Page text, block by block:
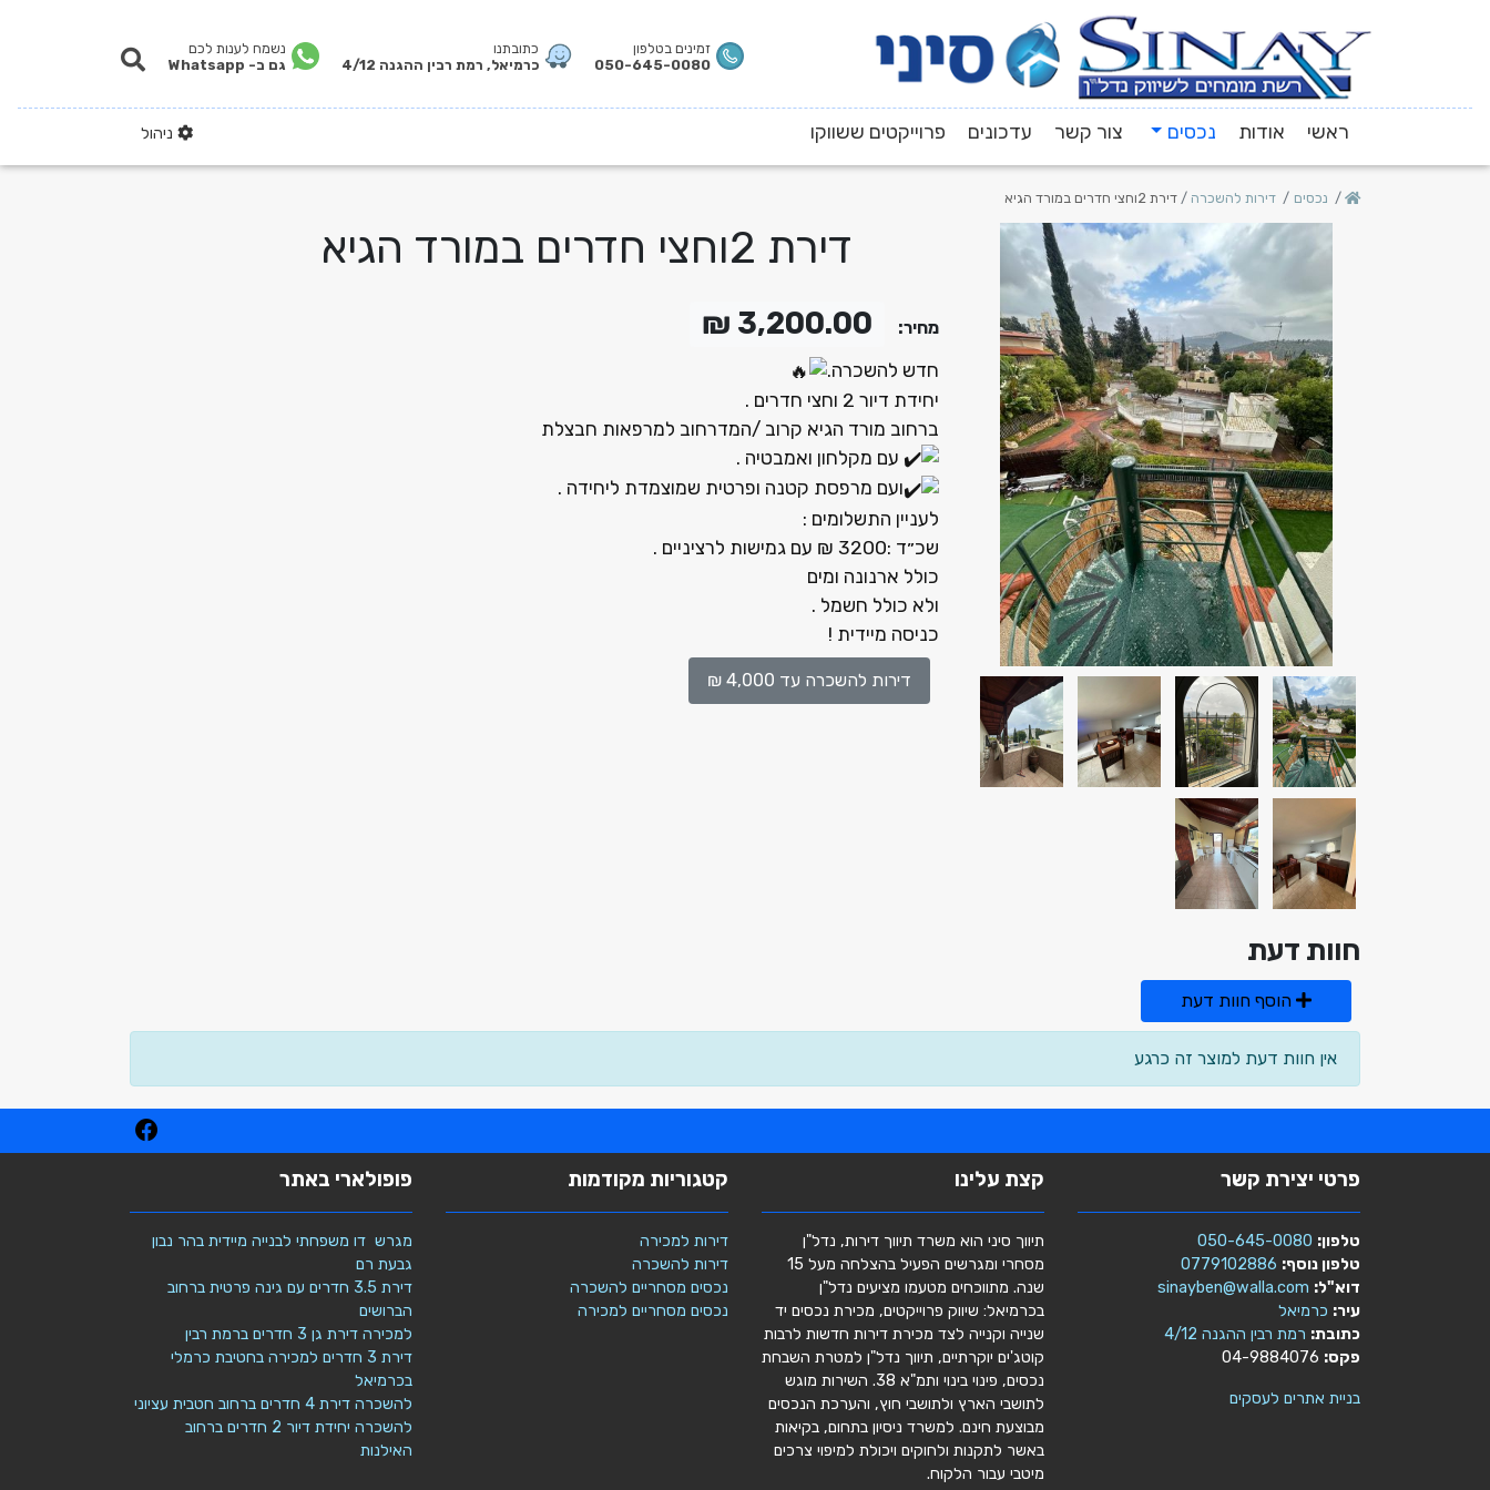
זמינים בטלפון
050-645-0080
כתובתנו
כרמיאל, רמת רבין ההגנה 4/12
נשמח לענות לכם
גם ב- Whatsapp
ראשי אודות נכסים צור קשר עדכונים פרוייקטים ששווקו ניהול
נכסים דירות להשכרה דירת 2וחצי חדרים במורד הגיא
דירת 2וחצי חדרים במורד הגיא
מחיר: 3,200.00 ₪
חדש להשכרה.
יחידת דיור 2 וחצי חדרים .
ברחוב מורד הגיא קרוב /המדרחוב למרפאות חבצלת
עם מקלחון ואמבטיה .
ועם מרפסת קטנה ופרטית שמוצמדת ליחידה .
לעניין התשלומים :
שכ״ד :3200 ₪ עם גמישות לרציניים .
כולל ארנונה ומים
ולא כולל חשמל .
כניסה מיידית !
דירות להשכרה עד 4,000 ₪
חוות דעת
אין חוות דעת למוצר זה כרגע
פרטי יצירת קשר
טלפון: 050-645-0080
טלפון נוסף: 0779102886
דוא"ל: sinayben@walla.com
עיר: כרמיאל
כתובת: רמת רבין ההגנה 4/12
פקס:
בניית אתרים לעסקים
קצת עלינו
תיווך סיני הוא משרד תיווך דירות, נדל"ן
מסחרי ומגרשים הפעיל בהצלחה מעל 15
שנה. מתווכחים מטעמו מציעים נדל"ן
בכרמיאל: שיווק פרוייקטים, מכירת נכסים יד
שנייה וקנייה לצד מכירת דירות חדשות לרבות
קוטג'ים יוקרתיים, תיווך נדל"ן למטרת השבחת
נכסים, פינוי בינוי ותמ"א 38. השירות מוגש
לתושבי הארץ ולתושבי חוץ, והערכת הנכסים
מבוצעת חינם. למשרד ניסיון בתחום, בקיאות
באשר לתקנות ולחוקים ויכולת למיפוי צרכים
מיטבי עבור הלקוח.
קטגוריות מקודמות
דירות למכירה
דירות להשכרה
נכסים מסחריים להשכרה
נכסים מסחריים למכירה
פופולארי באתר
מגרש דו משפחתי לבנייה מיידית בהר נבון
גבעת רם
דירת 3.5 חדרים עם גינה פרטית ברחוב
הברושים
למכירה דירת גן 3 חדרים ברמת רבין
דירת 3 חדרים למכירה בחטיבת כרמלי
בכרמיאל
להשכרה דירת 4 חדרים ברחוב חטבית עציוני
להשכרה יחידת דיור 2 חדרים ברחוב
האילנות